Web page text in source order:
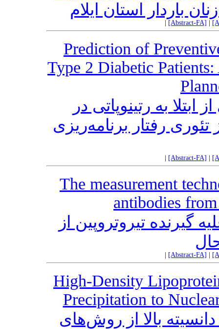
باردار استان ایلام
[Abstract-FA]
Prediction of
Type 2 Diabetic
به رتینوپاتی در
2: کاربردی از تئوری رفتار برنامه‌ریزی
[Abstract-FA]
The measurement
antibodies
گیرنده تیروتروپین از
[Abstract-FA]
High-Density
Precipitation to
بالا از روش‌های